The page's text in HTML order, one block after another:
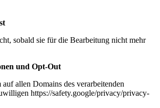
sobald sie für die Bearbeitung nicht mehr
und Opt-Out
allen Domains des verarbeitenden
https://safety.google/privacy/privacy-